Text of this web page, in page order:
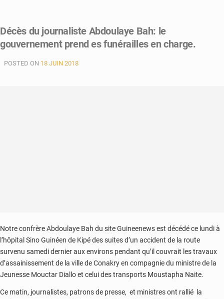
Décès du journaliste Abdoulaye Bah: le
gouvernement prend es funérailles en charge.
POSTED ON 18 JUIN 2018
Notre confrère Abdoulaye Bah du site Guineenews est décédé ce lundi à
l’hôpital Sino Guinéen de Kipé des suites d’un accident de la route
survenu samedi dernier aux environs pendant qu’il couvrait les travaux
d’assainissement de la ville de Conakry en compagnie du ministre de la
Jeunesse Mouctar Diallo et celui des transports Moustapha Naite.
Ce matin, journalistes, patrons de presse, et ministres ont rallié la